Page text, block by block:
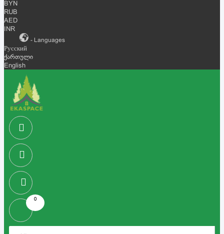
BYN
RUB
AED
INR
- Languages
Русский
ქართული
English
0